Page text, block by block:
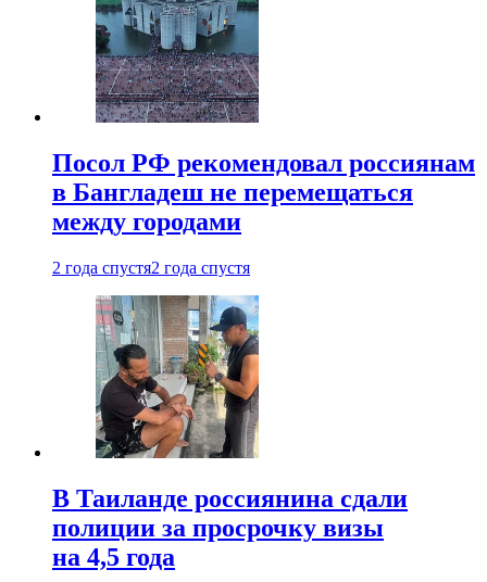
Посол РФ рекомендовал россиянам
в Бангладеш не перемещаться
между городами
2 года спустя2 года спустя
В Таиланде россиянина сдали
полиции за просрочку визы
на 4,5 года